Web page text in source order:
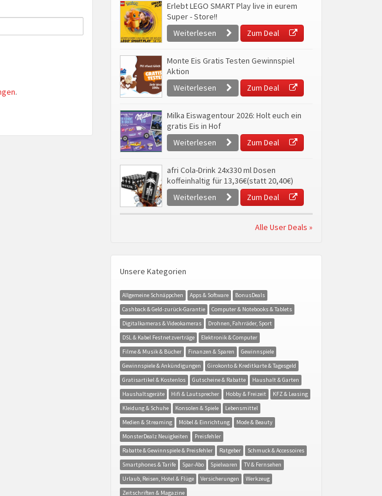
.
Erlebt LEGO SMART Play live in eurem
Super - Store!!
Weiterlesen
Zum Deal
Monte Eis Gratis Testen Gewinnspiel
Aktion
Weiterlesen
Zum Deal
Milka Eiswagentour 2026: Holt euch ein
gratis Eis in Hof
Weiterlesen
Zum Deal
afri Cola-Drink 24x330 ml Dosen
koffeinhaltig für 13,36€(statt 20,40€)
Weiterlesen
Zum Deal
Alle User Deals »
Unsere Kategorien
Allgemeine Schnäppchen Apps & Software
BonusDeals
Cashback & Geld-zurück-Garantie
Computer & Notebooks & Tablets
Digitalkameras & Videokameras
Drohnen, Fahrräder, Sport
DSL & Kabel Festnetzverträge
Elektronik & Computer
Filme & Musik & Bücher
Finanzen & Sparen
Gewinnspiele
Gewinnspiele & Ankündigungen
Girokonto & Kreditkarte & Tagesgeld
Gratisartikel & Kostenlos
Gutscheine & Rabatte
Haushalt & Garten
Haushaltsgeräte
Hifi & Lautsprecher Hobby & Freizeit
KFZ & Leasing
Kleidung & Schuhe
Konsolen & Spiele
Lebensmittel
Medien & Streaming
Möbel & Einrichtung
Mode & Beauty
MonsterDealz Neuigkeiten
Preisfehler
Rabatte & Gewinnspiele & Preisfehler
Ratgeber
Schmuck & Accessoires
Smartphones & Tarife
Spar-Abo Spielwaren
TV & Fernsehen
Urlaub, Reisen, Hotel & Flüge
Versicherungen
Werkzeug
Zeitschriften & Magazine